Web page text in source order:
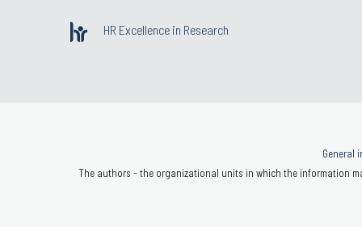
HR Excellence in Research
General
The authors - the organizational units in which the information